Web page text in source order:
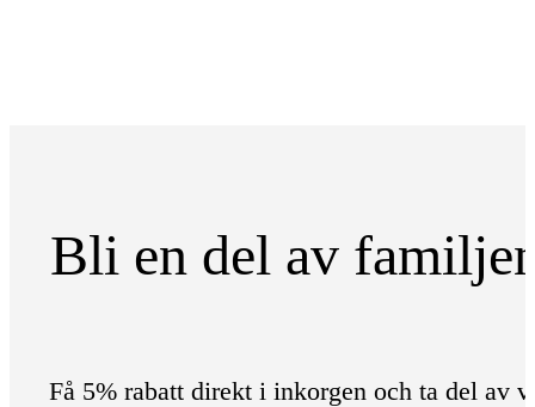
Bli en del av
Få 5% rabatt direkt i inkorgen och ta del av